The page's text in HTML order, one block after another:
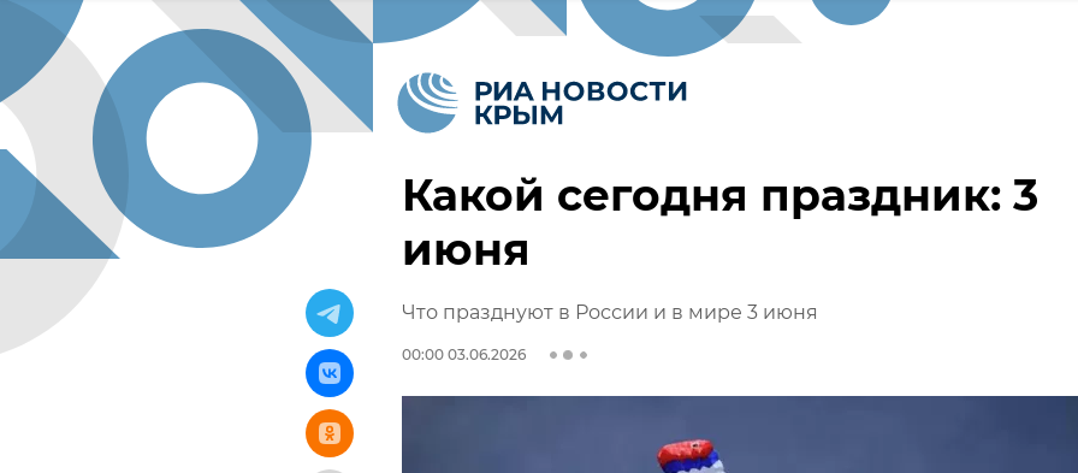
Какой сегодня праздник: 3
июня
Что празднуют в России и в мире 3 июня
00:00 03.06.2026